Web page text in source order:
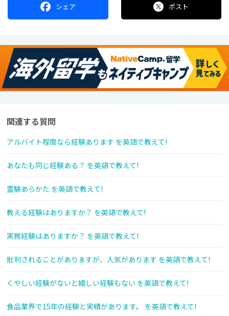
シェア ポスト
関連する質問
アルバイト程度なら経験あります を英語で教えて!
あなたも同じ経験ある？ を英語で教えて!
霊験あらかた を英語で教えて!
教える経験はありますか？ を英語で教えて!
実務経験はありますか？ を英語で教えて!
批判されることがありますが、人気があります を英語で教えて!
くやしい経験がないと嬉しい経験もない を英語で教えて!
食品業界で15年の経験と実績があります。 を英語で教えて!